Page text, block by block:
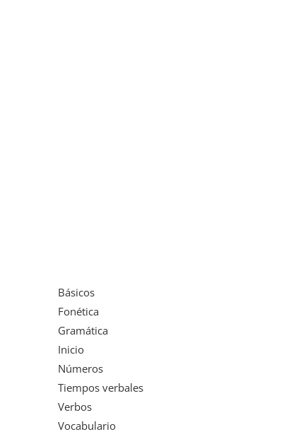
Básicos
Fonética
Gramática
Inicio
Números
Tiempos verbales
Verbos
Vocabulario